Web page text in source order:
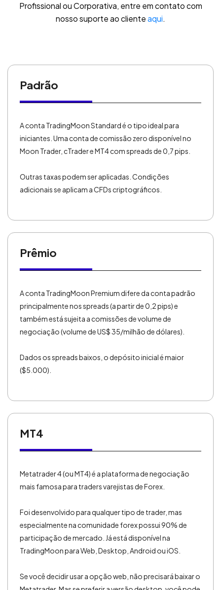
Profissional ou Corporativa, entre em contato com
nosso suporte ao cliente aqui
Padrão
A conta TradingMoon Standard é o tipo ideal para
iniciantes. Uma conta de comissão zero disponível no
Moon Trader, cTrader e MT4 com spreads de 0,7 pips.
Outras taxas podem ser aplicadas. Condições
adicionais se aplicam a CFDs criptográficos.
Prêmio
A conta TradingMoon Premium difere da conta padrão
principalmente nos spreads (a partir de 0,2 pips) e
também está sujeita a comissões de volume de
negociação (volume de US$ 35/milhão de dólares).
Dados os spreads baixos, o depósito inicial é maior
($5.000).
MT4
Metatrader 4 (ou MT4) é a plataforma de negociação
mais famosa para traders varejistas de Forex.
Foi desenvolvido para qualquer tipo de trader, mas
especialmente na comunidade forex possui 90% de
participação de mercado. Já está disponível na
TradingMoon para Web, Desktop, Android ou iOS.
Se você decidir usar a opção web, não precisará baixar o